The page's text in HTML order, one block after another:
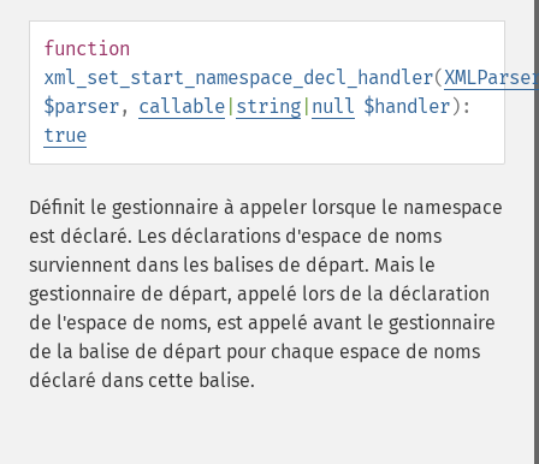
function
xml_set_start_namespace_decl_handler(
$parser, callable string null $handler):
true
Définit le gestionnaire à appeler lorsque le namespace
est déclaré. Les déclarations d'espace de noms
surviennent dans les balises de départ. Mais le
gestionnaire de départ, appelé lors de la déclaration
de l'espace de noms, est appelé avant le gestionnaire
de la balise de départ pour chaque espace de noms
déclaré dans cette balise.